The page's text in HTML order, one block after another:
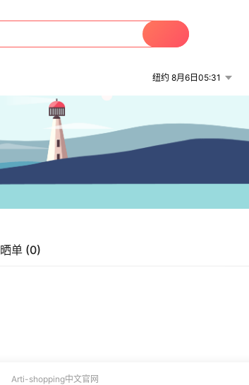
纽约 8月6日05:31
晒单 (0)
Arti-shopping中文官网